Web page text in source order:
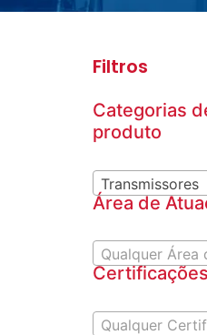
Filtros
Categorias
produto
Transmissores
Área de
Qualquer